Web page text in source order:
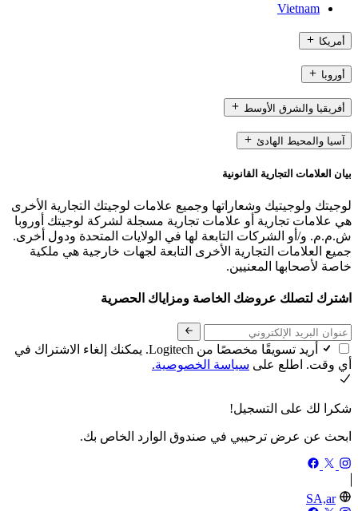
Vietnam
أمريكا
أوروبا
أفريقيا والشرق الأوسط
آسيا والمحيط الهادئ
بيان العلامات التجارية القانونية
لوجيتك ولوجيتيك وشعاراتها وجميع علامات لوجيتك التجارية الأخرى
هي علامات تجارية أو علامات تجارية مسجلة لشركة لوجيتك أوروبا
ش.م.م. و/أو الشركات التابعة لها في الولايات المتحدة ودول أخرى.
جميع العلامات التجارية الأخرى التابعة لجهات خارجية هي ملكية
خاصة لأصحابها المعنيين.
اشترك لتصلك عروضك الخاصة ومزاياك الحصرية
أريد تسويقًا مخصصًا من Logitech. يمكنك إلغاء الاشتراك في
أي وقت. اطلع على سياسة الخصوصية.
شكرا لك على التسجيل!
ابحث عن عرض ترحيبي في صندوق الوارد الخاص بك.
SA,ar